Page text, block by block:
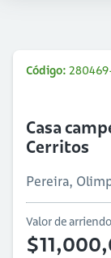
Código:
Casa
Cerritos
Pereira,
Valor de arriendo